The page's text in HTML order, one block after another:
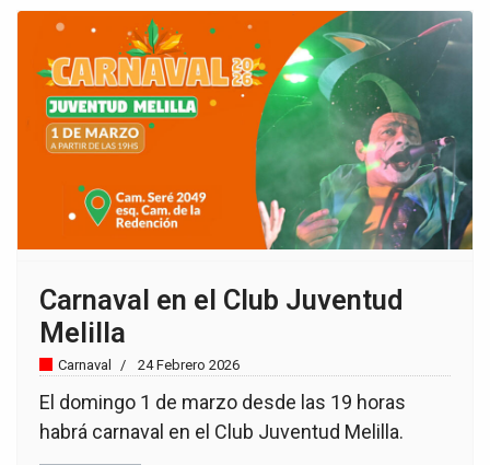
Carnaval en el Club Juventud
Melilla
Carnaval 24 Febrero 2026
El domingo 1 de marzo desde las 19 horas
habrá carnaval en el Club Juventud Melilla.